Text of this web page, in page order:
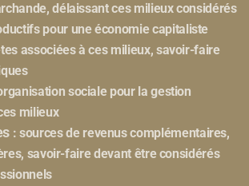
délaissant ces milieux considérés
pour une économie capitaliste
associées à ces milieux, savoir-faire
sociale pour la gestion
milieux
: sources de revenus complémentaires,
savoir-faire devant être considérés